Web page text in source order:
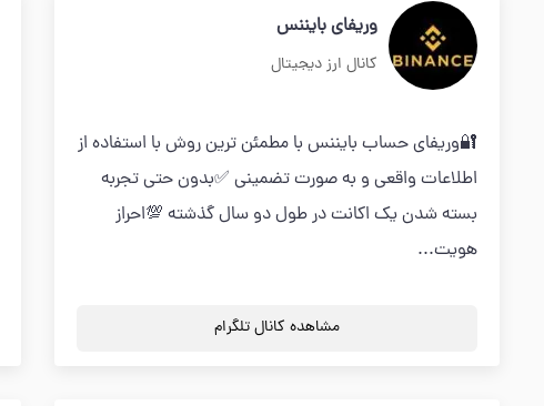
وریفای بایننس
کانال ارز دیجیتال
🔐وریفای حساب بایننس با مطمئن ترین روش با استفاده از
اطلاعات واقعی و به صورت تضمینی ✅بدون حتی تجربه
بسته شدن یک اکانت در طول دو سال گذشته 💯احراز
هویت...
مشاهده کانال تلگرام